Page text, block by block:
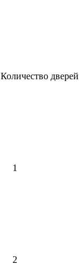
Количество дверей
1
2